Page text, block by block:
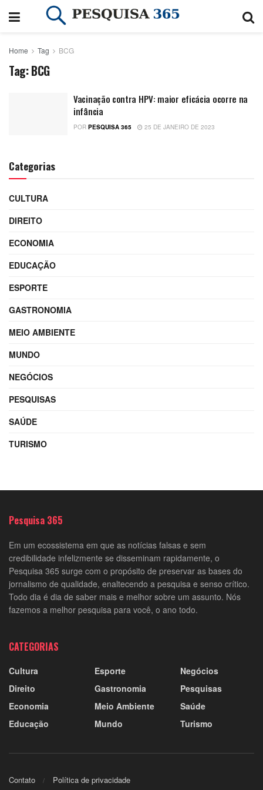
Home Tag BCG
Tag:BCG
Vacinação contra HPV: maior eficácia ocorre na
infância
POR PESQUISA 365 25 DE JANEIRO DE 2023
Categorias
CULTURA
DIREITO
ECONOMIA
EDUCAÇÃO
ESPORTE
GASTRONOMIA
MEIO AMBIENTE
MUNDO
NEGÓCIOS
PESQUISAS
SAÚDE
TURISMO
Pesquisa 365
Em um ecossistema em que as notícias falsas e sem
credibilidade infelizmente se disseminam rapidamente, o
Pesquisa 365 surge com o propósito de preservar as bases do
jornalismo de qualidade, enaltecendo a pesquisa e senso crítico.
Todo dia é dia de saber mais e melhor sobre um assunto. Nós
fazemos a melhor pesquisa para você, o ano todo.
CATEGORIAS
Cultura
Direito
Economia
Educação
Esporte
Gastronomia
Meio Ambiente
Mundo
Negócios
Pesquisas
Saúde
Turismo
Contato Política de privacidade